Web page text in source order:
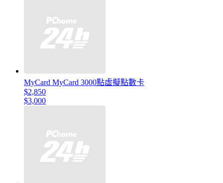
MyCard MyCard 3000點虛擬點數卡
$2,850
$3,000